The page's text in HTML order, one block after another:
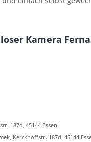
Kamera
187d, 45144 Essen
Kerckhoffstr. 187d, 45144